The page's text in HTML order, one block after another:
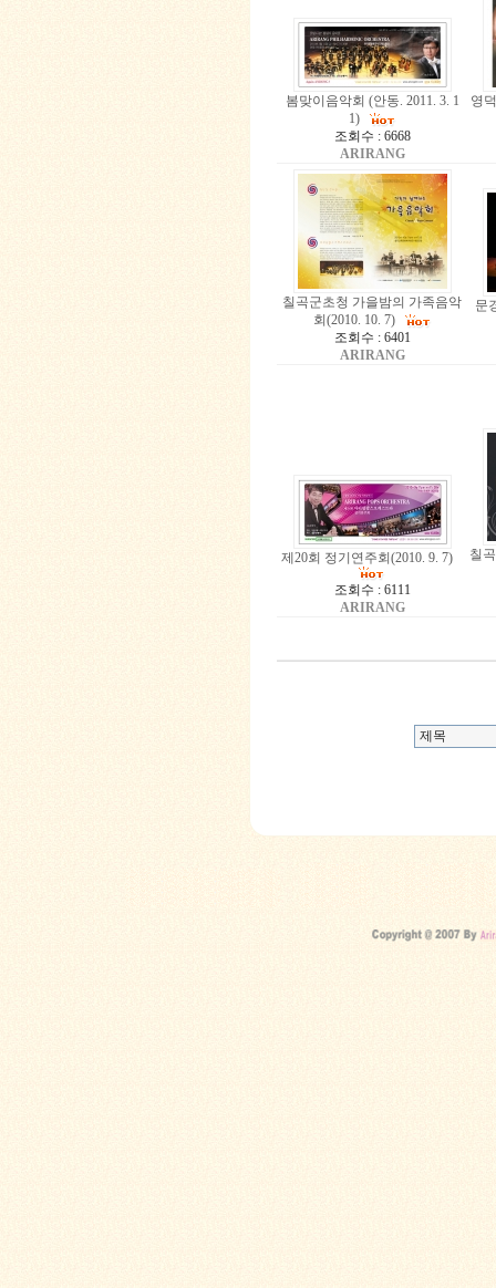
봄맞이음악회 (안동. 2011. 3. 1
1)
조회수 : 6668
ARIRANG
영
칠곡군초청 가을밤의 가족음악
회(2010. 10. 7)
조회수 : 6401
ARIRANG
문
제20회 정기연주회(2010. 9. 7)
조회수 : 6111
ARIRANG
칠